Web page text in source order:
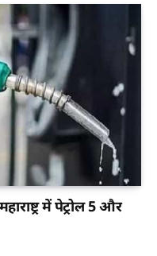
में पेट्रोल 5 और